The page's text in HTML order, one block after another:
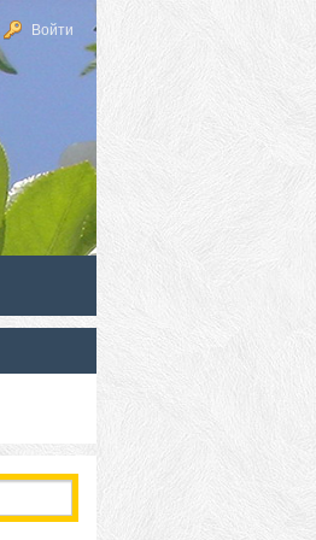
Войти